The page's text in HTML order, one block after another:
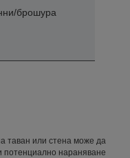
брошура
таван или стена може да
потенциално нараняване